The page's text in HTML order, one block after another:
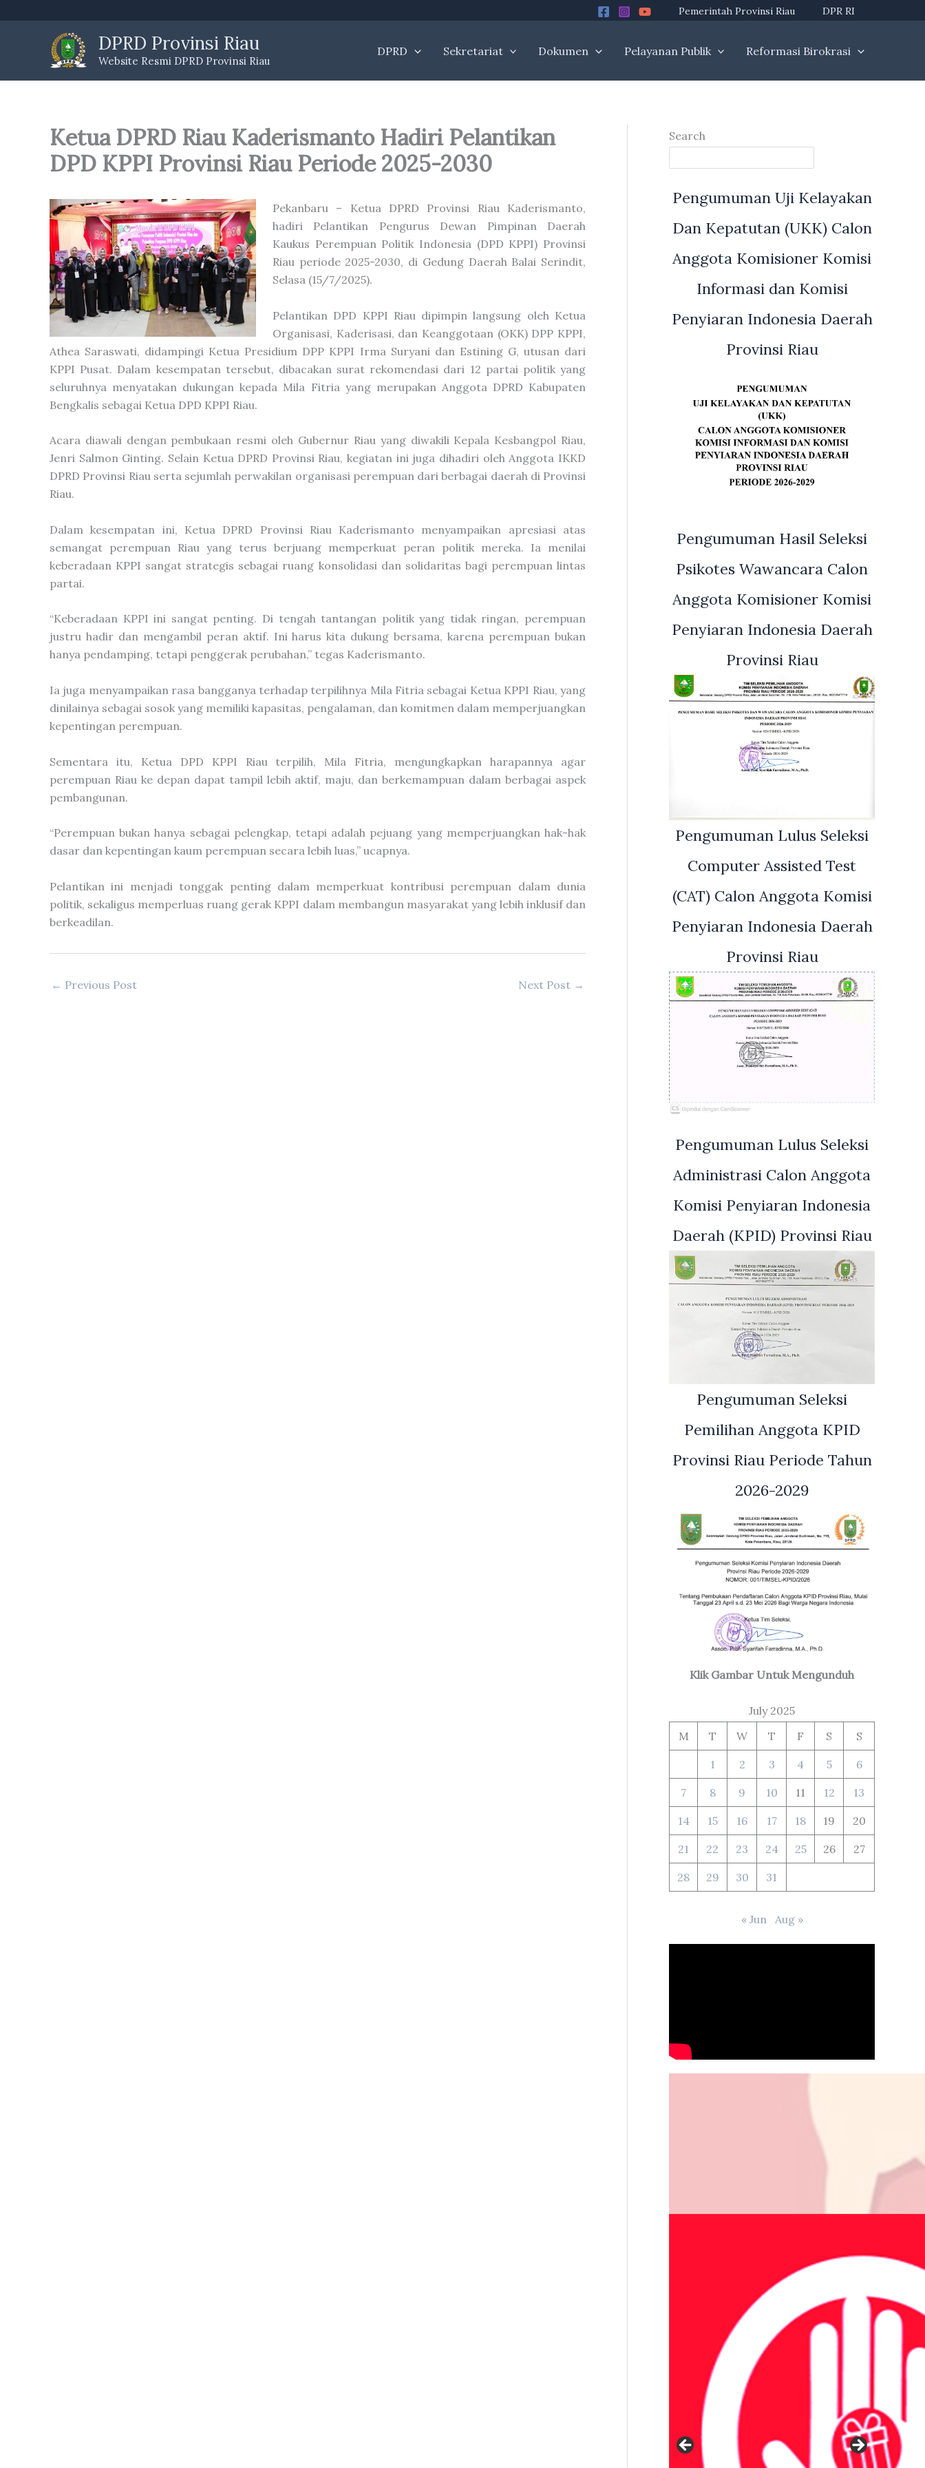
Pemerintah Provinsi Riau DPR RI
DPRD Provinsi Riau
Website Resmi DPRD Provinsi Riau
DPRD Sekretariat Dokumen Pelayanan Publik Reformasi Birokrasi
Ketua DPRD Riau Kaderismanto Hadiri Pelantikan
DPD KPPI Provinsi Riau Periode 2025-2030
Pekanbaru – Ketua DPRD Provinsi Riau Kaderismanto,
hadiri Pelantikan Pengurus Dewan Pimpinan Daerah
Kaukus Perempuan Politik Indonesia (DPD KPPI) Provinsi
Riau periode 2025-2030, di Gedung Daerah Balai Serindit,
Selasa (15/7/2025).
Pelantikan DPD KPPI Riau dipimpin langsung oleh Ketua
Organisasi, Kaderisasi, dan Keanggotaan (OKK) DPP KPPI,
Athea Saraswati, didampingi Ketua Presidium DPP KPPI Irma Suryani dan Estining G, utusan dari
KPPI Pusat. Dalam kesempatan tersebut, dibacakan surat rekomendasi dari 12 partai politik yang
seluruhnya menyatakan dukungan kepada Mila Fitria yang merupakan Anggota DPRD Kabupaten
Bengkalis sebagai Ketua DPD KPPI Riau.
Acara diawali dengan pembukaan resmi oleh Gubernur Riau yang diwakili Kepala Kesbangpol Riau,
Jenri Salmon Ginting. Selain Ketua DPRD Provinsi Riau, kegiatan ini juga dihadiri oleh Anggota IKKD
DPRD Provinsi Riau serta sejumlah perwakilan organisasi perempuan dari berbagai daerah di Provinsi
Riau.
Dalam kesempatan ini, Ketua DPRD Provinsi Riau Kaderismanto menyampaikan apresiasi atas
semangat perempuan Riau yang terus berjuang memperkuat peran politik mereka. Ia menilai
keberadaan KPPI sangat strategis sebagai ruang konsolidasi dan solidaritas bagi perempuan lintas
partai.
“Keberadaan KPPI ini sangat penting. Di tengah tantangan politik yang tidak ringan, perempuan
justru hadir dan mengambil peran aktif. Ini harus kita dukung bersama, karena perempuan bukan
hanya pendamping, tetapi penggerak perubahan,” tegas Kaderismanto.
Ia juga menyampaikan rasa bangganya terhadap terpilihnya Mila Fitria sebagai Ketua KPPI Riau, yang
dinilainya sebagai sosok yang memiliki kapasitas, pengalaman, dan komitmen dalam memperjuangkan
kepentingan perempuan.
Sementara itu, Ketua DPD KPPI Riau terpilih, Mila Fitria, mengungkapkan harapannya agar
perempuan Riau ke depan dapat tampil lebih aktif, maju, dan berkemampuan dalam berbagai aspek
pembangunan.
“Perempuan bukan hanya sebagai pelengkap, tetapi adalah pejuang yang memperjuangkan hak-hak
dasar dan kepentingan kaum perempuan secara lebih luas,” ucapnya.
Pelantikan ini menjadi tonggak penting dalam memperkuat kontribusi perempuan dalam dunia
politik, sekaligus memperluas ruang gerak KPPI dalam membangun masyarakat yang lebih inklusif dan
berkeadilan.
← Previous Post Next Post →
Search
Pengumuman Uji Kelayakan
Dan Kepatutan (UKK) Calon
Anggota Komisioner Komisi
Informasi dan Komisi
Penyiaran Indonesia Daerah
Provinsi Riau
Pengumuman Hasil Seleksi
Psikotes Wawancara Calon
Anggota Komisioner Komisi
Penyiaran Indonesia Daerah
Provinsi Riau
Pengumuman Lulus Seleksi
Computer Assisted Test
(CAT) Calon Anggota Komisi
Penyiaran Indonesia Daerah
Provinsi Riau
Pengumuman Lulus Seleksi
Administrasi Calon Anggota
Komisi Penyiaran Indonesia
Daerah (KPID) Provinsi Riau
Pengumuman Seleksi
Pemilihan Anggota KPID
Provinsi Riau Periode Tahun
2026-2029
Klik Gambar Untuk Mengunduh
July 2025
M
T W T F S S
1 2 3 4 5 6
7 8 9 10 11 12 13
14 15 16 17 18 19 20
21 22 23 24 25 26 27
28 29 30 31
« Jun Aug »